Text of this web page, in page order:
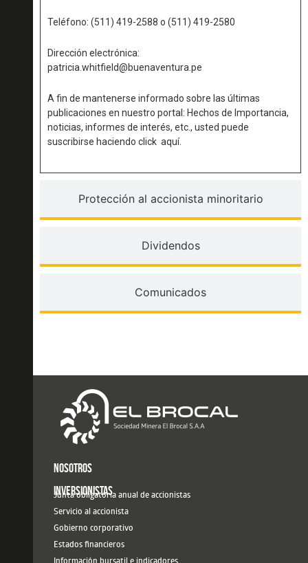
Protección al accionista minoritario
Dividendos
Comunicados
Teléfono: (511) 419-2588 o (511) 419-2580
Dirección electrónica:
patricia.whitfield@buenaventura.pe
A fin de mantenerse informado sobre las últimas
publicaciones en nuestro portal: Hechos de Importancia,
noticias, informes de interés, etc., usted puede
suscribirse haciendo click aquí.
NOSOTROS
INVERSIONISTAS
Junta obligatoria anual de accionistas
Servicio al accionista
Gobierno corporativo
Estados financieros
Información bursatil e indicadores